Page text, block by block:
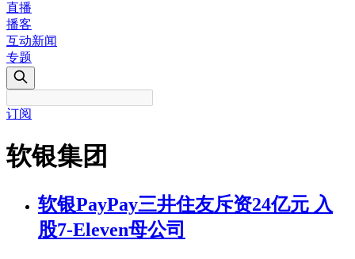
直播
播客
互动新闻
专题
订阅
软银集团
软银PayPay三井住友斥资24亿元 入
股7-Eleven母公司